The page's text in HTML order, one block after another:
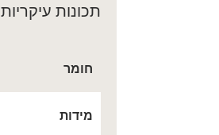
תכונות עיקריות
חומר
מידות